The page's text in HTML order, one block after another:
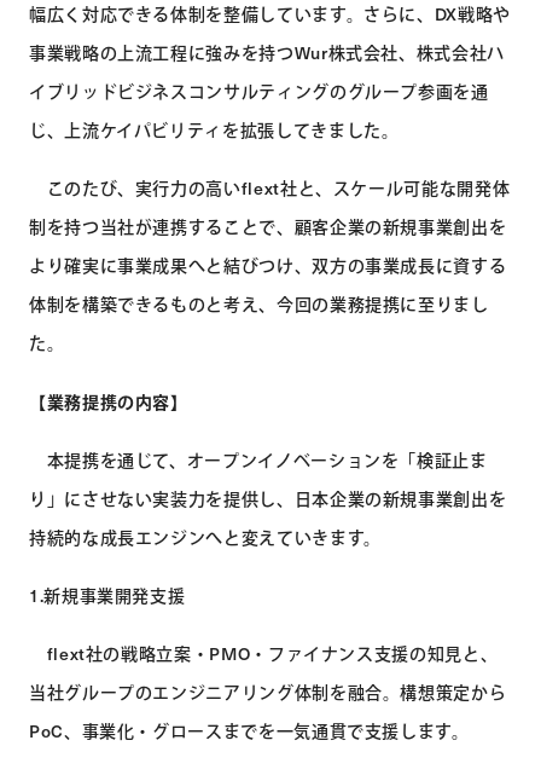
幅広く対応できる体制を整備しています。さらに、DX戦略や
事業戦略の上流工程に強みを持つWur株式会社、株式会社ハ
イブリッドビジネスコンサルティングのグループ参画を通
じ、上流ケイパビリティを拡張してきました。
このたび、実行力の高いflext社と、スケール可能な開発体
制を持つ当社が連携することで、顧客企業の新規事業創出を
より確実に事業成果へと結びつけ、双方の事業成長に資する
体制を構築できるものと考え、今回の業務提携に至りまし
た。
【業務提携の内容】
本提携を通じて、オープンイノベーションを「検証止ま
り」にさせない実装力を提供し、日本企業の新規事業創出を
持続的な成長エンジンへと変えていきます。
1.新規事業開発支援
flext社の戦略立案・PMO・ファイナンス支援の知見と、
当社グループのエンジニアリング体制を融合。構想策定から
PoC、事業化・グロースまでを一気通貫で支援します。